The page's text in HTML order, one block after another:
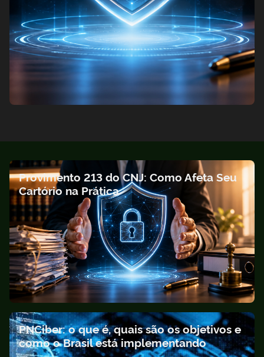
Provimento 213 do CNJ: Como Afeta Seu
Cartório na Prática
PNCiber: o que é, quais são os objetivos e
como o Brasil está implementando